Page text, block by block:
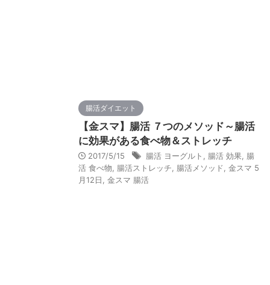
腸活ダイエット
【金スマ】腸活 ７つのメソッド～腸活
に効果がある食べ物＆ストレッチ
2017/5/15 腸活 ヨーグルト 腸活 効果 腸
活 食べ物
腸活ストレッチ 腸活メソッド
金スマ 5
月12日
金スマ 腸活